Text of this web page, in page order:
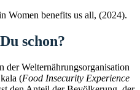
Women benefits us all, (2024).
schon?
der Welternährungsorganisation
(Food Insecurity Experience